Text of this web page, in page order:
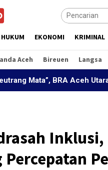
HUKUM EKONOMI KRIMINAL
Aceh Bireuen Langsa
BRA Aceh Utara Himpun
Inklusi,
Percepatan